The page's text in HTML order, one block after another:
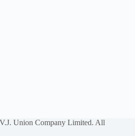
Union Company Limited. All